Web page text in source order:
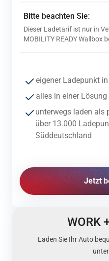
Bitte beachten Sie:
Dieser Ladetarif ist nur in
MOBILITY READY Wallbox
eigener Ladepunkt in
alles in einer Lösung
unterwegs laden als
über 13.000
Süddeutschland
Jetzt
WORK
Laden Sie Ihr Auto